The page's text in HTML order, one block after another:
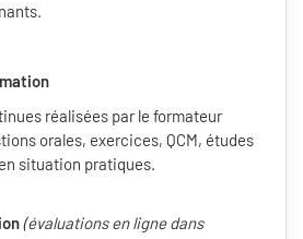
réalisées par le formateur
orales, exercices, QCM, études
situation pratiques.
(évaluations en ligne dans